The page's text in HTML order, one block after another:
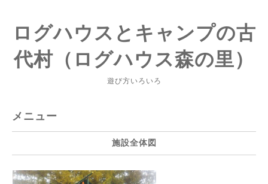
ログハウスとキャンプの古
代村（ログハウス森の里）
遊び方いろいろ
メニュー
施設全体図